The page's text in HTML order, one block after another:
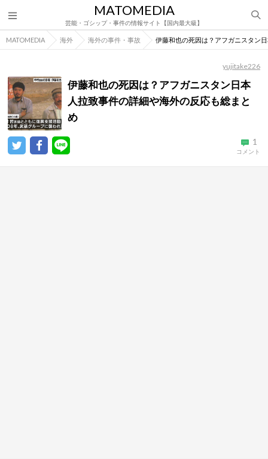
MATOMEDIA
芸能・ゴシップ・事件の情報サイト【国内最大級】
MATOMEDIA 海外 海外の事件・事故 伊藤和也の死因は？アフガニスタン
yujitake226
伊藤和也の死因は？アフガニスタン日本
人拉致事件の詳細や海外の反応も総まと
め
1
コメント